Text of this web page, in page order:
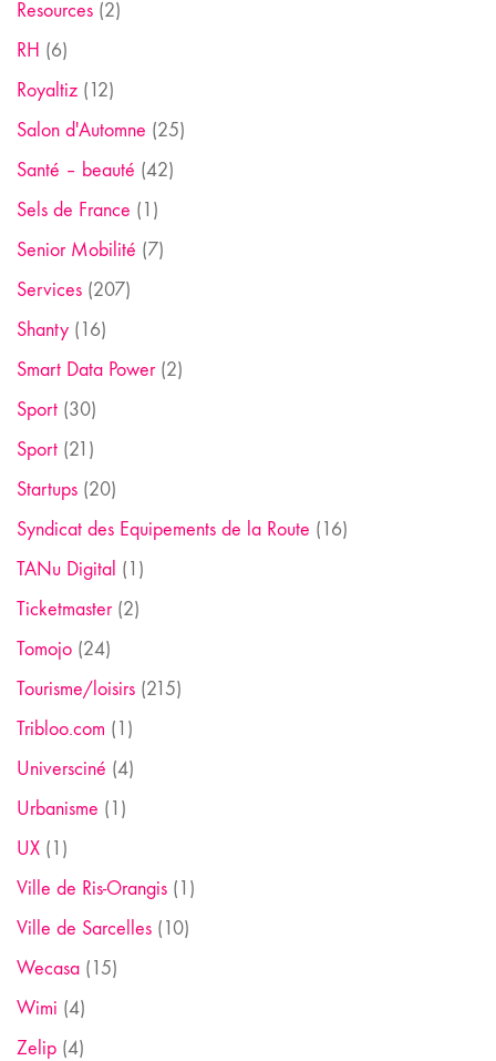
Resources (2)
RH (6)
Royaltiz (12)
Salon d'Automne (25)
Santé – beauté (42)
Sels de France (1)
Senior Mobilité (7)
Services (207)
Shanty (16)
Smart Data Power(2)
Sport (30)
Sport (21)
Startups (20)
Syndicat des Equipements de la Route (16)
TANu Digital (1)
Ticketmaster(2)
Tomojo (24)
Tourisme/loisirs (215)
Tribloo.com (1)
Universciné (4)
Urbanisme (1)
UX (1)
Ville de Ris-Orangis (1)
Ville de Sarcelles (10)
Wecasa (15)
Wimi (4)
Zelip (4)